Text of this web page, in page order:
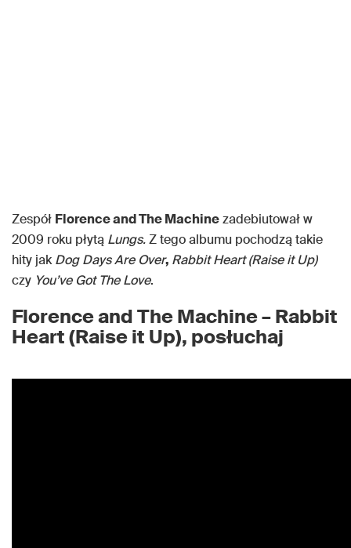
Zespół Florence and The Machinezadebiutował w
2009 roku płytą Lungs.Z tego albumu pochodzą takie
hity jakDog Days Are Over, Rabbit Heart (Raise it Up)
czy You’ve Got The Love.
Florence and The Machine – Rabbit
Heart (Raise it Up), posłuchaj